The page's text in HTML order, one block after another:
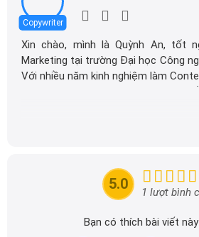
Copywriter
Xin chào, mình là Quỳnh An, tốt
Marketing tại trường Đại học Công
Với nhiều năm kinh nghiệm làm
vực ô tô. Hiện tại, mình đang làm
mang đến những thông tin giá trị cho
Với kinh nghiệm và sự đam mê với
đọc những bài viết chất lượng, sáng
5.0 1 lượt bình
Bạn có thích bài viết